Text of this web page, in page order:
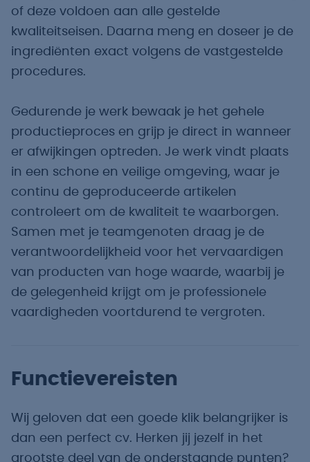
of deze voldoen aan alle gestelde
kwaliteitseisen. Daarna meng en doseer je de
ingrediënten exact volgens de vastgestelde
procedures.
Gedurende je werk bewaak je het gehele
productieproces en grijp je direct in wanneer
er afwijkingen optreden. Je werk vindt plaats
in een schone en veilige omgeving, waar je
continu de geproduceerde artikelen
controleert om de kwaliteit te waarborgen.
Samen met je teamgenoten draag je de
verantwoordelijkheid voor het vervaardigen
van producten van hoge waarde, waarbij je
de gelegenheid krijgt om je professionele
vaardigheden voortdurend te vergroten.
Functievereisten
Wij geloven dat een goede klik belangrijker is
dan een perfect cv. Herken jij jezelf in het
grootste deel van de onderstaande punten?